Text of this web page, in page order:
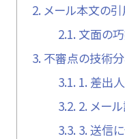
2. メール本文の
2.1. 文面の
3. 不審点の技術
3.1. 1. 差出
3.2. 2. メー
3.3. 3. 送信